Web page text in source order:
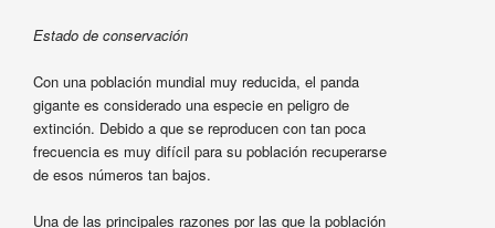
Estado de conservación
Con una población mundial muy reducida, el panda
gigante es considerado una especie en peligro de
extinción. Debido a que se reproducen con tan poca
frecuencia es muy difícil para su población recuperarse
de esos números tan bajos.
Una de las principales razones por las que la población